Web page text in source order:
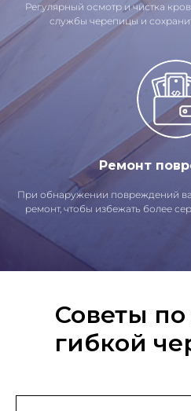
Регулярный осмотр и чистка
службы черепицы и
Ремонт
При обнаружении повреждений
ремонт, чтобы избежать более
Советы по
гибкой